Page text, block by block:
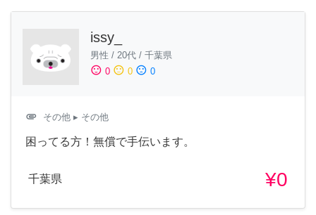
issy_
男性 / 20代 / 千葉県
sentiment_satisfied 0 sentiment_neutral 0 sentiment_dissatisfied 0
attachment その他 ▸ その他
困ってる方！無償で手伝います。
千葉県 ¥0